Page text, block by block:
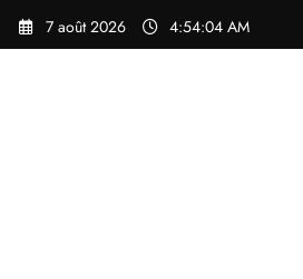
Aller
7 août 2026 4:54:05 AM